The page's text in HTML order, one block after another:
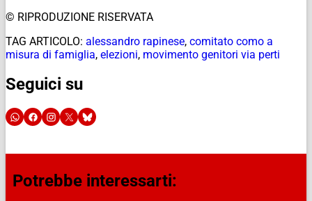
© RIPRODUZIONE RISERVATA
TAG ARTICOLO: alessandro rapinese, comitato como a
misura di famiglia, elezioni, movimento genitori via perti
Seguici su
Potrebbe interessarti: